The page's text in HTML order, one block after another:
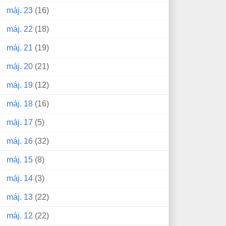
máj. 23 (16)
máj. 22 (18)
máj. 21 (19)
máj. 20 (21)
máj. 19 (12)
máj. 18 (16)
máj. 17 (5)
máj. 16 (32)
máj. 15 (8)
máj. 14 (3)
máj. 13 (22)
máj. 12 (22)